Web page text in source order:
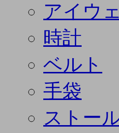
アイウ
時計
ベルト
手袋
ストー